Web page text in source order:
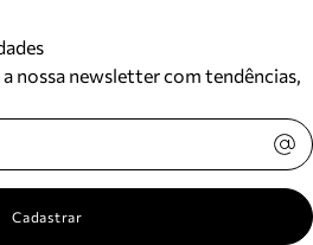
nossa newsletter com tendências,
Cadastrar